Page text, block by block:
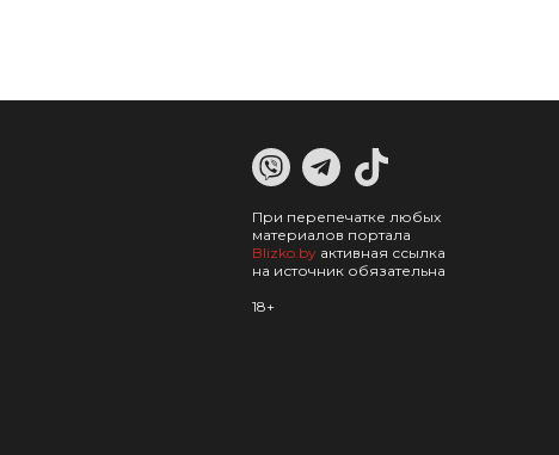
При перепечатке любых
материалов портала
Blizko.by активная ссылка
на источник обязательна
18+